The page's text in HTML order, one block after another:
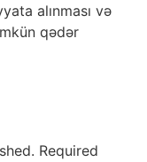
alınması və
qədər
Required